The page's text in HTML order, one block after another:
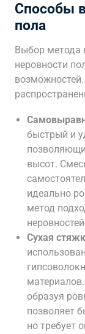
Способы
пола
Выбор метода
неровности
быстрый и
высот.
идеально
метод
Сухая
образуя
позволяет
но требует